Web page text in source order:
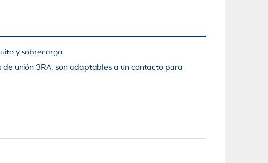
y sobrecarga.
unión 3RA, son adaptables a un contacto para